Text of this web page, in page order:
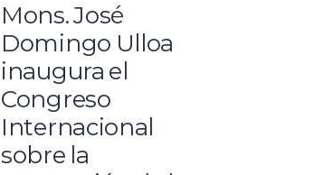
Mons. José
Domingo Ulloa
inaugura el
Congreso
Internacional
sobre la